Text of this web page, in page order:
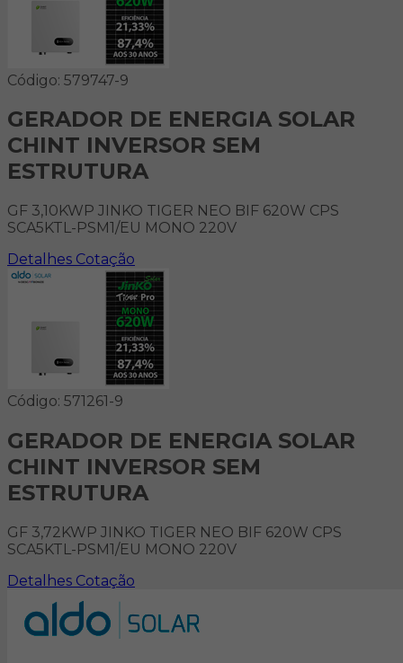
Código: 579747-9
GERADOR DE ENERGIA SOLAR
CHINT INVERSOR SEM
ESTRUTURA
GF 3,10KWP JINKO TIGER NEO BIF 620W CPS
SCA5KTL-PSM1/EU MONO 220V
Detalhes Cotação
Código: 571261-9
GERADOR DE ENERGIA SOLAR
CHINT INVERSOR SEM
ESTRUTURA
GF 3,72KWP JINKO TIGER NEO BIF 620W CPS
SCA5KTL-PSM1/EU MONO 220V
Detalhes Cotação